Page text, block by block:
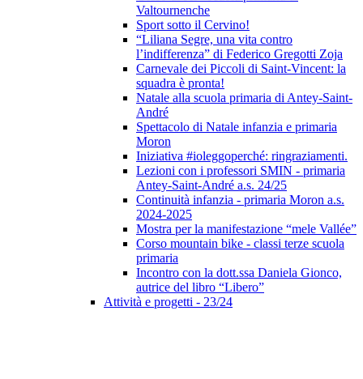
Valtournenche
Sport sotto il Cervino!
“Liliana Segre, una vita contro
l’indifferenza” di Federico Gregotti Zoja
Carnevale dei Piccoli di Saint-Vincent: la
squadra è pronta!
Natale alla scuola primaria di Antey-Saint-
André
Spettacolo di Natale infanzia e primaria
Moron
Iniziativa #ioleggoperché: ringraziamenti.
Lezioni con i professori SMIN - primaria
Antey-Saint-André a.s. 24/25
Continuità infanzia - primaria Moron a.s.
2024-2025
Mostra per la manifestazione “mele Vallée”
Corso mountain bike - classi terze scuola
primaria
Incontro con la dott.ssa Daniela Gionco,
autrice del libro “Libero”
Attività e progetti - 23/24